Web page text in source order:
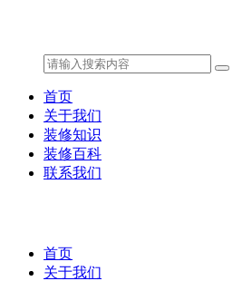
首页
关于我们
装修知识
装修百科
联系我们
首页
关于我们